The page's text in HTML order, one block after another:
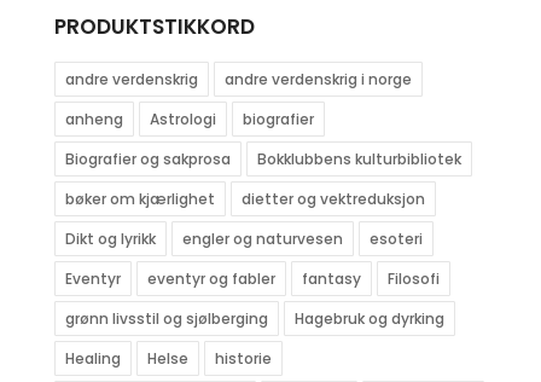
PRODUKTSTIKKORD
andre verdenskrig
andre verdenskrig i norge
anheng
Astrologi
biografier
Biografier og sakprosa
Bokklubbens kulturbibliotek
bøker om kjærlighet
dietter og vektreduksjon
Dikt og lyrikk
engler og naturvesen
esoteri
Eventyr
eventyr og fabler fantasy
Filosofi
grønn livsstil og sjølberging
Hagebruk og dyrking
Healing
Helse
historie